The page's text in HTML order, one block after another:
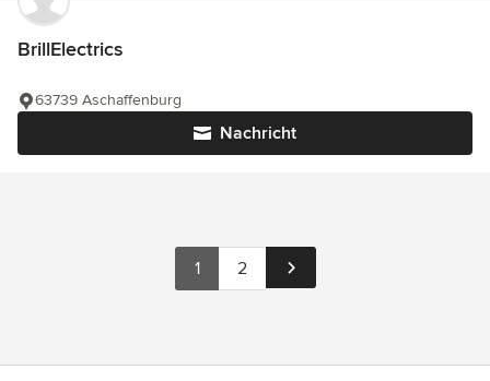
BrillElectrics
Nachricht
63739 Aschaffenburg
1 2